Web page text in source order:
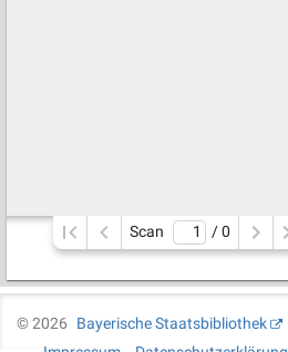
Scan / 0
©2026
Bayerische Staatsbibliothek